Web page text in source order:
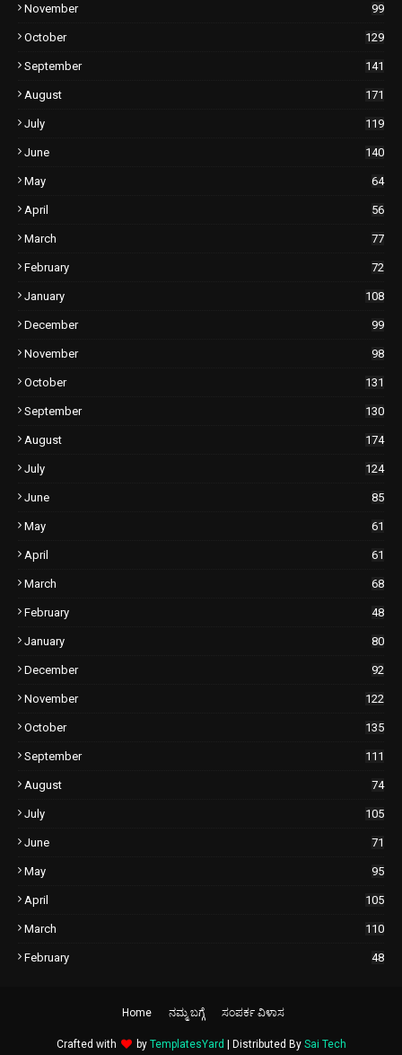
November 99
October 129
September 141
August 171
July 119
June 140
May 64
April 56
March 77
February 72
January 108
December 99
November 98
October 131
September 130
August 174
July 124
June 85
May 61
April 61
March 68
February 48
January 80
December 92
November 122
October 135
September 111
August 74
July 105
June 71
May 95
April 105
March 110
February 48
Home ನಮ್ಮ ಬಗ್ಗೆ ಸಂಪರ್ಕ ವಿಳಾಸ
Crafted with by TemplatesYard | Distributed By Sai Tech